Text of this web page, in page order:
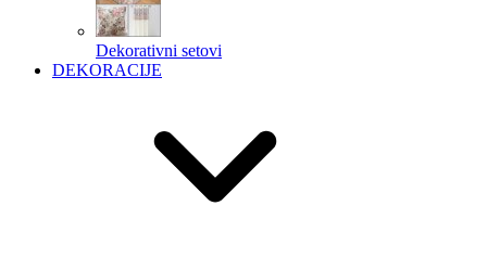
Dekorativni setovi
DEKORACIJE